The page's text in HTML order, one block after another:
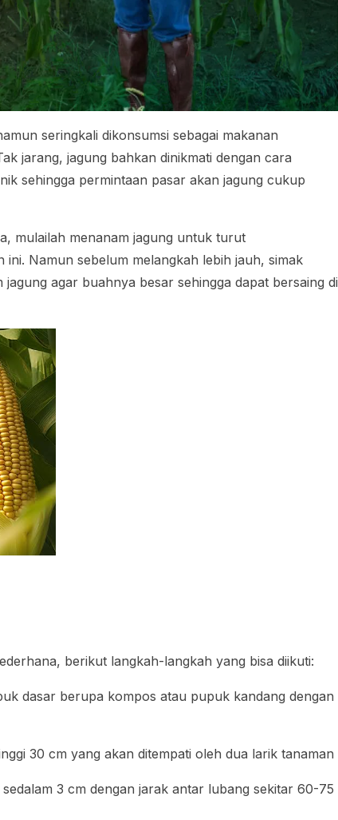
seringkali dikonsumsi sebagai makanan
jarang, jagung bahkan dinikmati dengan cara
sehingga permintaan pasar akan jagung cukup
mulailah menanam jagung untuk turut
Namun sebelum melangkah lebih jauh, simak
agar buahnya besar sehingga dapat bersaing di
berikut langkah-langkah yang bisa diikuti:
dasar berupa kompos atau pupuk kandang dengan
30 cm yang akan ditempati oleh dua larik tanaman
3 cm dengan jarak antar lubang sekitar 60-75